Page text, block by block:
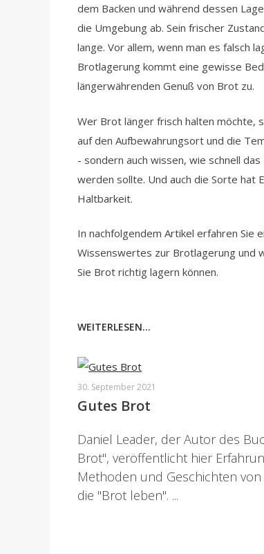
dem Backen und während dessen
die Umgebung ab. Sein frischer
lange. Vor allem, wenn man es falsch
Brotlagerung kommt eine gewisse
längerwährenden Genuß von Brot zu.
Wer Brot länger frisch halten möchte,
auf den Aufbewahrungsort und die
- sondern auch wissen, wie schnell
werden sollte. Und auch die Sorte hat
Haltbarkeit.
In nachfolgendem Artikel erfahren Sie
Wissenswertes zur Brotlagerung und
Sie Brot richtig lagern können.
WEITERLESEN...
30. September 2021
Gutes Brot
Daniel Leader, der Autor des
Brot", veröffentlicht hier
Methoden und Geschichten
die "Brot leben". ...